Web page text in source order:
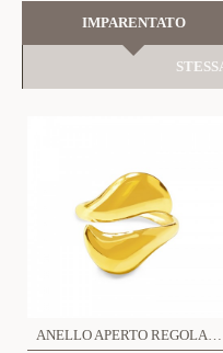
IMPARENTATO
ANELLO APERTO REGOLABILE - YC25312B422